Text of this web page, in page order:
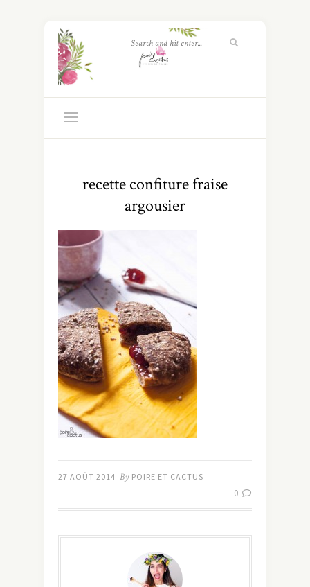
recette confiture fraise
argousier
27 AOÛT 2014 By POIRE ET CACTUS
0